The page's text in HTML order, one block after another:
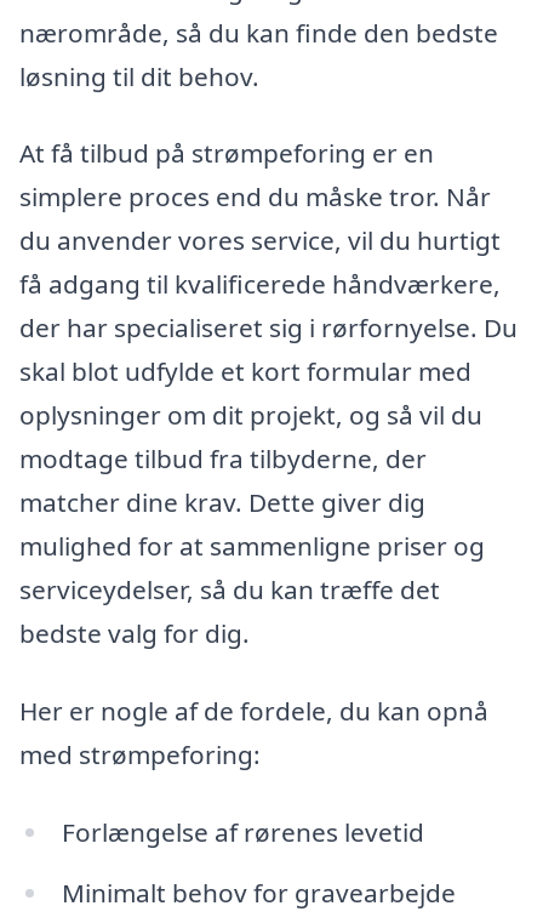
nærområde, så du kan finde den bedste
løsning til dit behov.
At få tilbud på strømpeforing er en
simplere proces end du måske tror. Når
du anvender vores service, vil du hurtigt
få adgang til kvalificerede håndværkere,
der har specialiseret sig i rørfornyelse. Du
skal blot udfylde et kort formular med
oplysninger om dit projekt, og så vil du
modtage tilbud fra tilbyderne, der
matcher dine krav. Dette giver dig
mulighed for at sammenligne priser og
serviceydelser, så du kan træffe det
bedste valg for dig.
Her er nogle af de fordele, du kan opnå
med strømpeforing:
Forlængelse af rørenes levetid
Minimalt behov for gravearbejde